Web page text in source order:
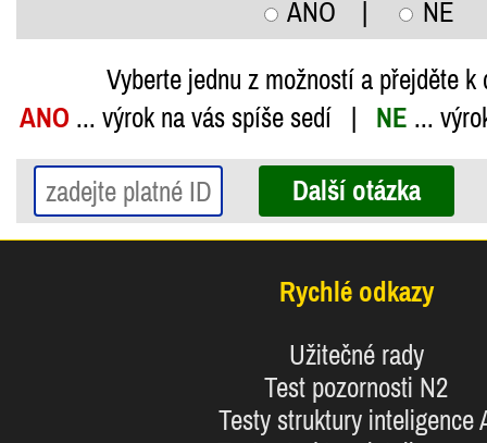
ANO NE
Vyberte jednu z možností a přejděte k
ANO ... výrok na vás spíše sedí | NE ...
Rychlé odkazy
Užitečné rady
Test pozornosti N2
Testy struktury inteligence